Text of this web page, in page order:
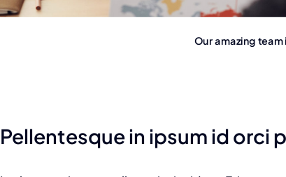
Our amazing
Pellentesque in ipsum id orci